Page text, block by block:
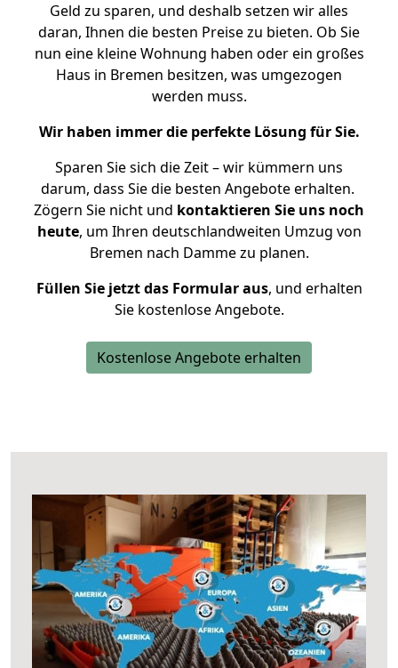
Geld zu sparen, und deshalb setzen wir alles
daran, Ihnen die besten Preise zu bieten. Ob Sie
nun eine kleine Wohnung haben oder ein großes
Haus in Bremen besitzen, was umgezogen
werden muss.
Wir haben immer die perfekte Lösung für Sie.
Sparen Sie sich die Zeit – wir kümmern uns
darum, dass Sie die besten Angebote erhalten.
Zögern Sie nicht und kontaktieren Sie uns noch
heute, um Ihren deutschlandweiten Umzug von
Bremen nach Damme zu planen.
Füllen Sie jetzt das Formular aus, und erhalten
Sie kostenlose Angebote.
Kostenlose Angebote erhalten